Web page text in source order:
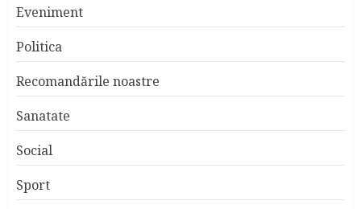
Eveniment
Politica
Recomandările noastre
Sanatate
Social
Sport